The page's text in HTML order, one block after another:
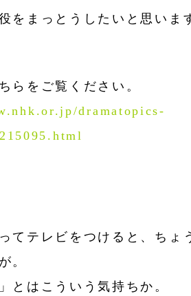
をまっとうしたいと思いま
らをご覧ください。
dramatopics-
てテレビをつけると、ちょ
。
とはこういう気持ちか。